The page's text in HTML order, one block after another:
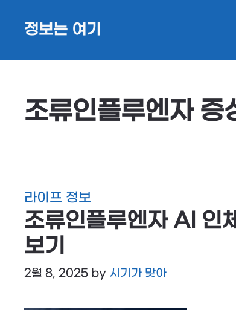
정보는 여기
조류인플루엔자 증
라이프 정보
조류인플루엔자 AI 인
보기
2월 8, 2025 by 시기가 맞아